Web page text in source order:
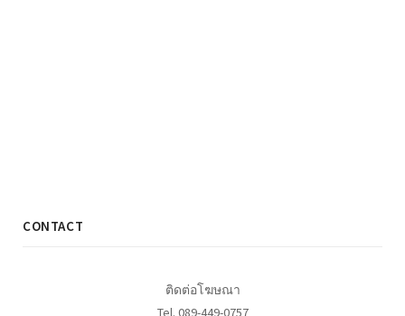
CONTACT
ติดต่อโฆษณา
Tel. 089-449-0757